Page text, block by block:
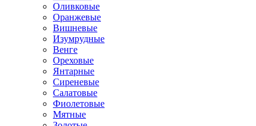
Оливковые
Оранжевые
Вишневые
Изумрудные
Венге
Ореховые
Янтарные
Сиреневые
Салатовые
Фиолетовые
Мятные